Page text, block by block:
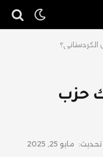
حزب
تحديث: مايو 25, 2025